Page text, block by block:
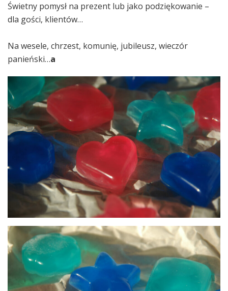
Świetny pomysł na prezent lub jako podziękowanie –
dla gości, klientów…
Na wesele, chrzest, komunię, jubileusz, wieczór
panieński…a